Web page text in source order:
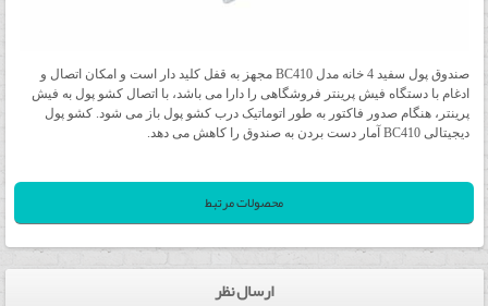
صندوق پول سفید 4 خانه مدل BC410 مجهز به قفل کلید دار است و امکان اتصال و
ادغام با دستگاه فیش پرینتر فروشگاهی را دارا می باشد، با اتصال کشو پول به فیش
پرینتر، هنگام صدور فاکتور به طور اتوماتیک درب کشو پول باز می شود. کشو پول
دیجیتالی BC410 آمار دست بردن به صندوق را کاهش می دهد.
محصولات مرتبط
ارسال نظر